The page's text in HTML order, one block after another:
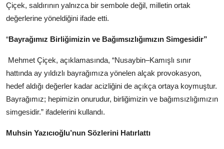
Çiçek, saldırının yalnızca bir sembole değil, milletin ortak
değerlerine yöneldiğini ifade etti.
“Bayrağımız Birliğimizin ve Bağımsızlığımızın Simgesidir”
Mehmet Çiçek, açıklamasında, “Nusaybin–Kamışlı sınır
hattında ay yıldızlı bayrağımıza yönelen alçak provokasyon,
hedef aldığı değerler kadar acizliğini de açıkça ortaya koymuştur.
Bayrağımız; hepimizin onurudur, birliğimizin ve bağımsızlığımızın
simgesidir.” ifadelerini kullandı.
Muhsin Yazıcıoğlu’nun Sözlerini Hatırlattı